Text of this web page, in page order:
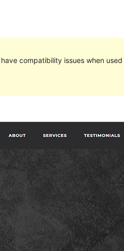
compatibility issues when
संस्करण
पछिल्लो अपडेट
Active installations
PHP संस्करण
थिम गृहपृष्ठ